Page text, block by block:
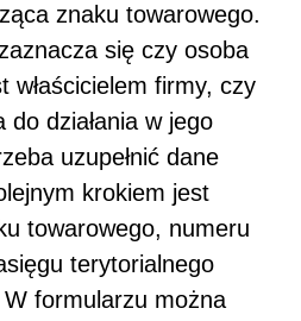
znaku towarowego.
się czy osoba
właścicielem firmy, czy
do działania w jego
uzupełnić dane
krokiem jest
towarowego, numeru
terytorialnego
formularzu można